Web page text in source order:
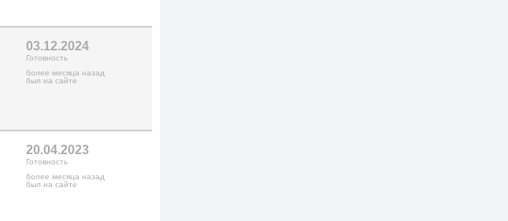
03.12.2024
Готовность
более месяца назад
был на сайте
20.04.2023
Готовность
более месяца назад
был на сайте